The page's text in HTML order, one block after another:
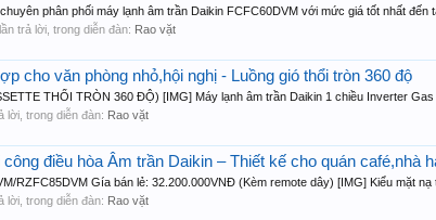
phân phối máy lạnh âm trần Daikin FCFC60DVM với mức giá tốt nhất đến
lần trả lời, trong diễn đàn: Rao vặt
cho văn phòng nhỏ,hội nghị - Luồng gió thổi tròn 360 độ
THỔI TRÒN 360 ĐỘ) [IMG] Máy lạnh âm trần Daikin 1 chiều Inverter Gas
lời, trong diễn đàn: Rao vặt
điều hòa Âm trần Daikin – Thiết kế cho quán café,nhà
RZFC85DVM Gía bán lẻ: 32.200.000VNĐ (Kèm remote dây) [IMG] Kiểu mặt nạ
lời, trong diễn đàn: Rao vặt